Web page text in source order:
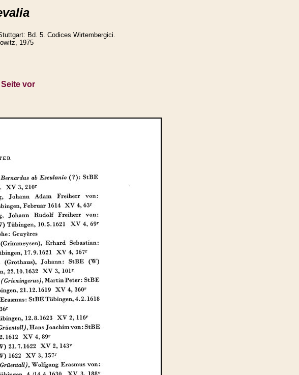
Bd. 5. Codices Wirtembergici.
1975
Seite vor